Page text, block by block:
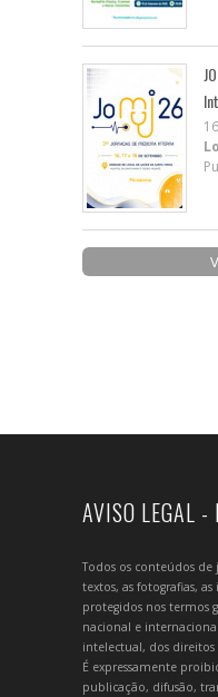
AVISO LEGAL -
Todos os conteúdos
textos, as fotografias,
protegidos nos termos
nacional e
intelectual, dos direitos
É expressamente
publicação, difusão,